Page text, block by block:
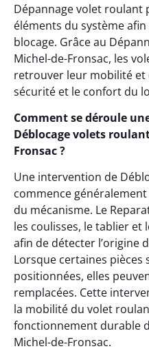
Dépannage volet roulant
éléments du système
blocage. Grâce au
Michel-de-Fronsac, les
retrouver leur mobilité et
sécurité et le confort du
Comment se déroule
Déblocage volets
Fronsac ?
Une intervention de
commence
du mécanisme. Le
les coulisses, le tablier et
afin de détecter l’origine
Lorsque certaines pièces
positionnées, elles
remplacées. Cette
la mobilité du volet
fonctionnement durable
Michel-de-Fronsac.